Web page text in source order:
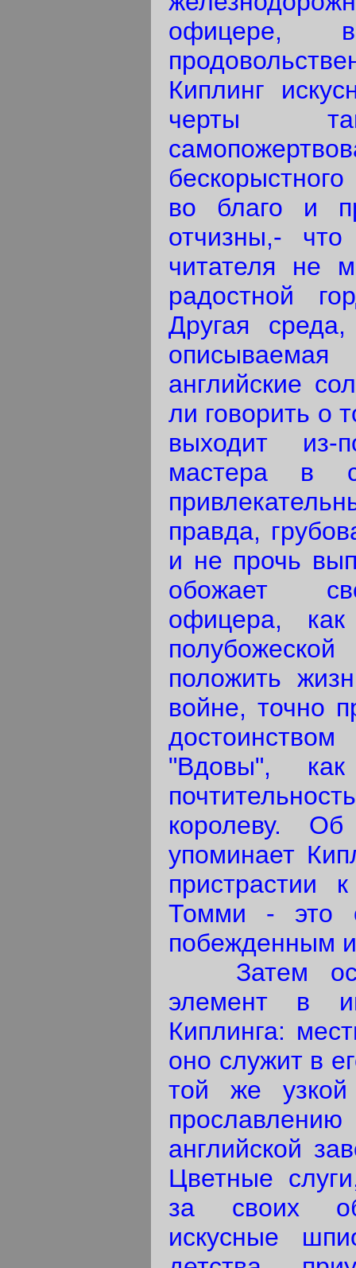
офицере,
Киплинг
черты
во благо и
отчизны,- что
читателя не
радостной
Другая
английские
ли говорить о
выходит из-
мастера в
правда,
и не прочь
обожает
офицера,
положить
войне, точно
"Вдовы",
королеву.
упоминает
пристрастии
Томми - это
побежденным и
Затем
элемент в
Киплинга:
оно служит в
той же
английской
Цветные
за своих
искусные